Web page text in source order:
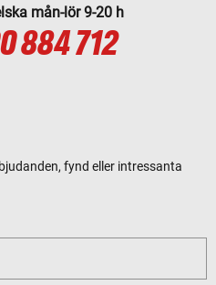
mån-lör 9-20 h
884 712
fynd eller intressanta